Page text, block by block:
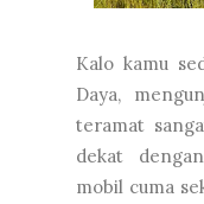
Kalo kamu
Daya,
teramat
dekat
mobil cuma